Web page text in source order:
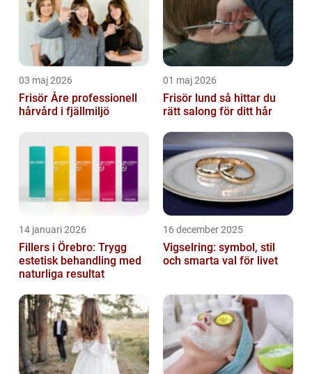
03 maj 2026
Frisör Åre professionell
hårvård i fjällmiljö
01 maj 2026
Frisör lund så hittar du
rätt salong för ditt hår
14 januari 2026
Fillers i Örebro: Trygg
estetisk behandling med
naturliga resultat
16 december 2025
Vigselring: symbol, stil
och smarta val för livet